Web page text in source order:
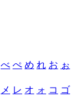
べ ぺ め れ お ぉ
メ レ オ ォ コ ゴ